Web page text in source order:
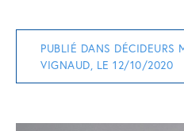
PUBLIÉ DANS DÉCIDEURS
VIGNAUD, LE 12/10/2020